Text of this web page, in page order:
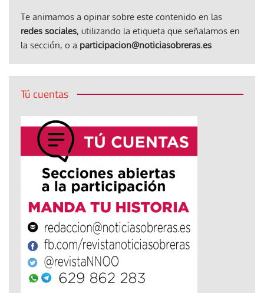
Te animamos a opinar sobre este contenido en las
redes sociales, utilizando la etiqueta que señalamos en
la sección, o a participacion@noticiasobreras.es
Tú cuentas